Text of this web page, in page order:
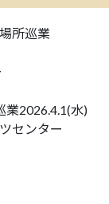
所巡業
業2026.4.1(水)
センター